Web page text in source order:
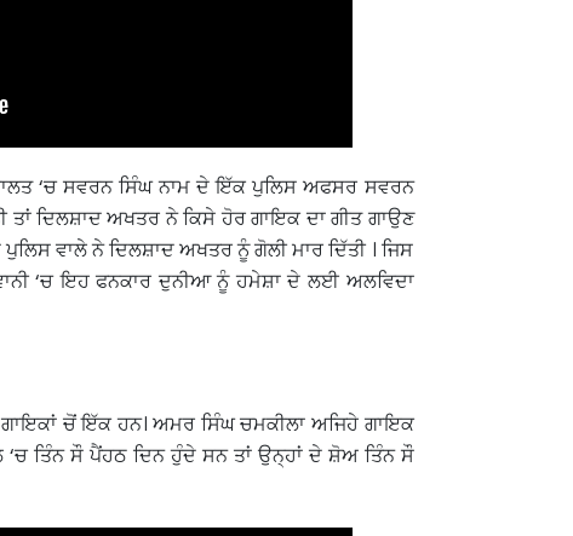
‘ਚ ਸਵਰਨ ਸਿੰਘ ਨਾਮ ਦੇ ਇੱਕ ਪੁਲਿਸ ਅਫਸਰ ਸਵਰਨ
ਦਿਲਸ਼ਾਦ ਅਖਤਰ ਨੇ ਕਿਸੇ ਹੋਰ ਗਾਇਕ ਦਾ ਗੀਤ ਗਾਉਣ
ਵਾਲੇ ਨੇ ਦਿਲਸ਼ਾਦ ਅਖਤਰ ਨੂੰ ਗੋਲੀ ਮਾਰ ਦਿੱਤੀ । ਜਿਸ
‘ਚ ਇਹ ਫਨਕਾਰ ਦੁਨੀਆ ਨੂੰ ਹਮੇਸ਼ਾ ਦੇ ਲਈ ਅਲਵਿਦਾ
ਚੋਂ ਇੱਕ ਹਨ। ਅਮਰ ਸਿੰਘ ਚਮਕੀਲਾ ਅਜਿਹੇ ਗਾਇਕ
ਤਿੰਨ ਸੌ ਪੈਂਹਠ ਦਿਨ ਹੁੰਦੇ ਸਨ ਤਾਂ ਉਨ੍ਹਾਂ ਦੇ ਸ਼ੋਅ ਤਿੰਨ ਸੌ